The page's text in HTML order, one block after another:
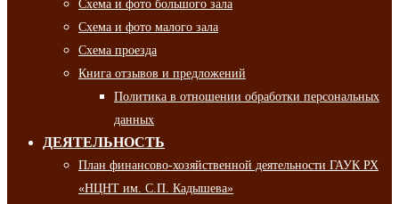
Схема и фото большого зала
Схема и фото малого зала
Схема проезда
Книга отзывов и предложений
Политика в отношении обработки персональных
данных
ДЕЯТЕЛЬНОСТЬ
План финансово-хозяйственной деятельности ГАУК РХ
«НЦНТ им. С.П. Кадышева»